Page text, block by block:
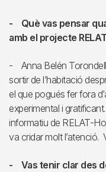
- Què vas pensar
amb el projecte
- Anna Belén
sortir de l’habitació
el que pogués fer fora
experimental i
informatiu de RELAT-
va cridar molt l’atenció.
- Vas tenir clar des